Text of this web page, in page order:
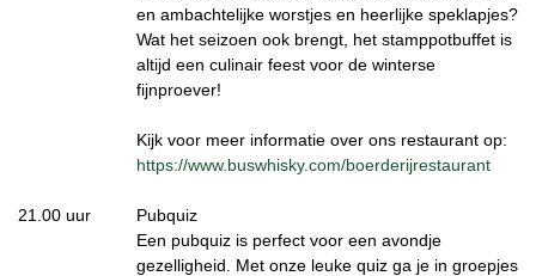
en ambachtelijke worstjes en heerlijke speklapjes?
Wat het seizoen ook brengt, het stamppotbuffet is
altijd een culinair feest voor de winterse
fijnproever!
Kijk voor meer informatie over ons restaurant op:
https://www.buswhisky.com/boerderijrestaurant
21.00 uur
Pubquiz
Een pubquiz is perfect voor een avondje
gezelligheid. Met onze leuke quiz ga je in groepjes